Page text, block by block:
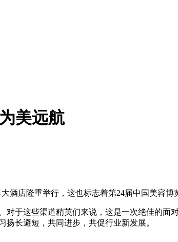
美远航
酒店隆重举行，这也标志着第24届中国美容博
于这些渠道精英们来说，这是一次绝佳的面
长避短，共同进步，共促行业新发展。